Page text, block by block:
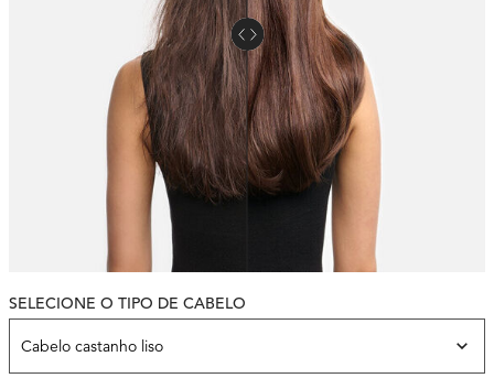
SELECIONE O TIPO DE CABELO
Cabelo castanho liso